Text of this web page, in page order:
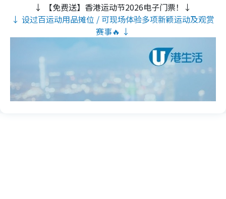
↓ 【免费送】香港运动节2026电子门票！↓
↓ 设过百运动用品摊位 / 可现场体验多项新颖运动及观赏
赛事🔥 ↓